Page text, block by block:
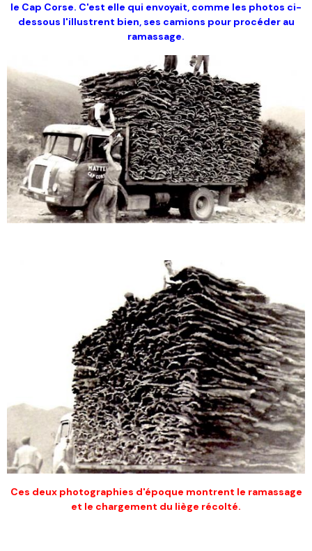
le Cap Corse. C'est elle qui envoyait, comme les photos ci-
dessous l'illustrent bien, ses camions pour procéder au
ramassage.
Ces deux photographies d'époque montrent le ramassage
et le chargement du liège récolté.